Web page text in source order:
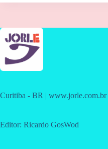
Curitiba - BR | www.jorle.com.br
Editor: Ricardo GosWod